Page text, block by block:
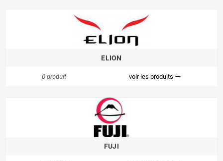
ELION
0 produit voir les produits trending_flat
FUJI